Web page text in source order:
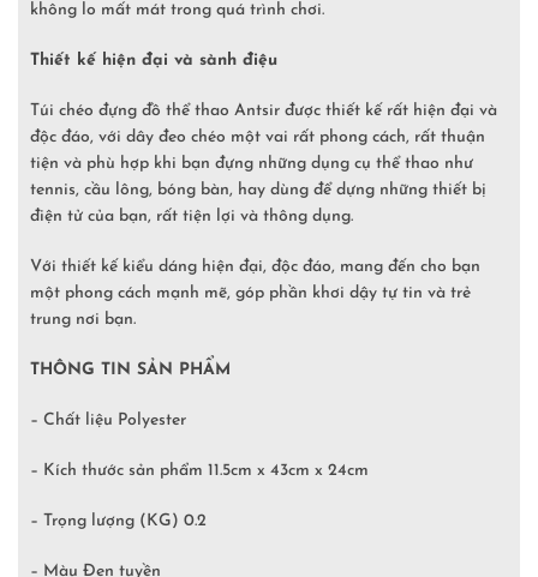
không lo mất mát trong quá trình chơi.
Thiết kế hiện đại và sành điệu
Túi chéo đựng đồ thể thao Antsir được thiết kế rất hiện đại và
độc đáo, với dây đeo chéo một vai rất phong cách, rất thuận
tiện và phù hợp khi bạn đựng những dụng cụ thể thao như
tennis, cầu lông, bóng bàn, hay dùng để dựng những thiết bị
điện tử của bạn, rất tiện lợi và thông dụng.
Với thiết kế kiểu dáng hiện đại, độc đáo, mang đến cho bạn
một phong cách mạnh mẽ, góp phần khơi dậy tự tin và trẻ
trung nơi bạn.
THÔNG TIN SẢN PHẨM
– Chất liệu Polyester
– Kích thước sản phẩm 11.5cm x 43cm x 24cm
– Trọng lượng (KG) 0.2
– Màu Đen tuyền